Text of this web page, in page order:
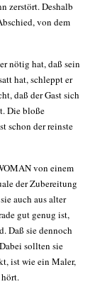
zerstört. Deshalb
von dem
nötig hat, daß sein
hat, schleppt er
daß der Gast sich
Die bloße
schon der reinste
von einem
der Zubereitung
auch aus alter
gut genug ist,
Daß sie dennoch
sollten sie
ist wie ein Maler,